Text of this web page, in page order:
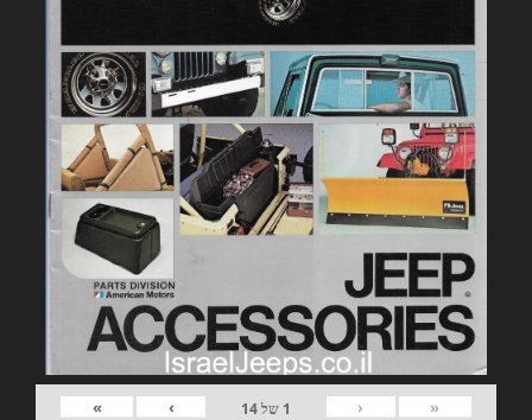
«
‹
1 של14
›
»